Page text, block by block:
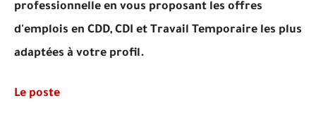
professionnelle en vous proposant les offres
d'emplois en CDD, CDI et Travail Temporaire les plus
adaptées à votre profil.
Le poste